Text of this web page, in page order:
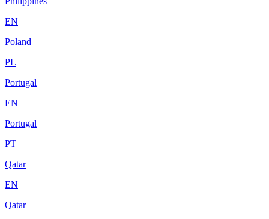
EN
Poland
PL
Portugal
EN
Portugal
PT
Qatar
EN
Qatar